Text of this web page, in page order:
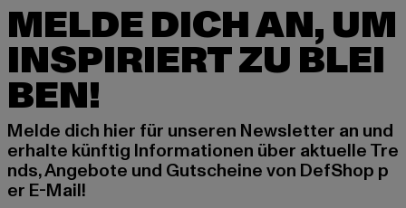
MELDE DICH AN, UM
INSPIRIERT ZU BLEI
BEN!
Melde dich hier für unseren Newsletter an und
erhalte künftig Informationen über aktuelle Tre
nds, Angebote und Gutscheine von DefShop p
er E-Mail!